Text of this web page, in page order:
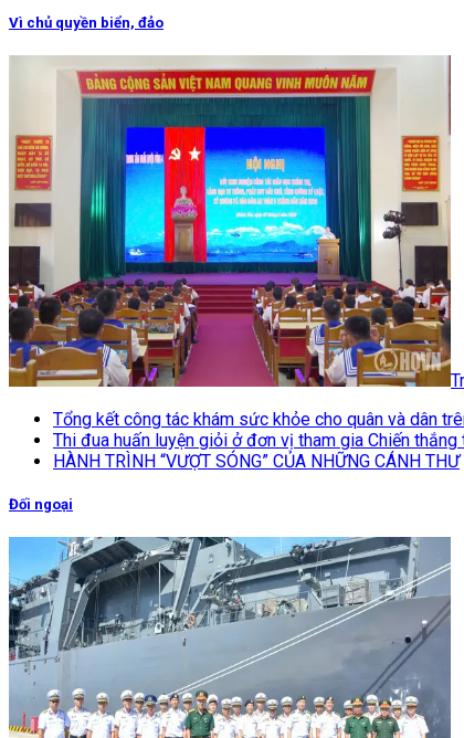
Vì chủ quyền biển, đảo
Tổng kết công tác khám sức khỏe cho quân và dân
Thi đua huấn luyện giỏi ở đơn vị tham gia Chiến thắng
HÀNH TRÌNH “VƯỢT SÓNG” CỦA NHỮNG CÁNH THƯ
Đối ngoại